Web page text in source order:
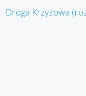
Droga Krzyżowa